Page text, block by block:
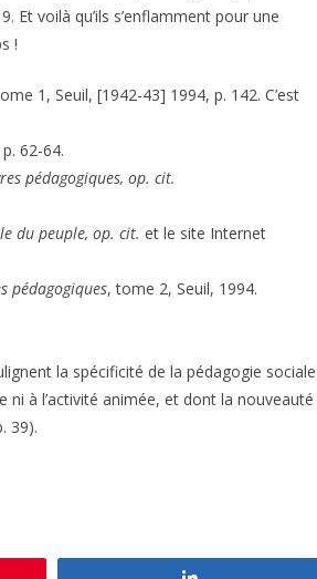
Et voilà qu’ils s’enflamment pour une
!
1, Seuil, [1942-43] 1994, p. 142. C’est
62-64.
pédagogiques, op. cit.
du peuple, op. cit. et le site Internet
pédagogiques, tome 2, Seuil, 1994.
la spécificité de la pédagogie sociale
ni à l’activité animée, et dont la nouveauté
39).